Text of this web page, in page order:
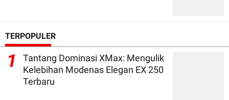
TERPOPULER
1
Tantang Dominasi XMax: Mengulik
Kelebihan Modenas Elegan EX 250
Terbaru